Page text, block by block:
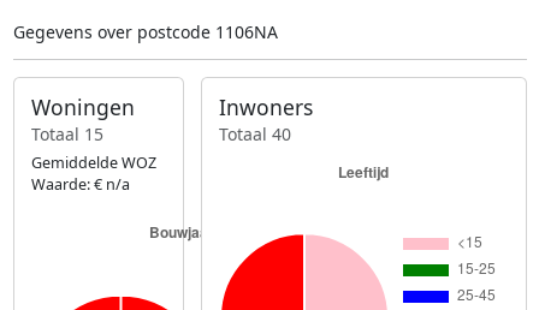
Gegevens over postcode 1106NA
Woningen
Totaal 15
Gemiddelde WOZ
Waarde: € n/a
Inwoners
Totaal 40